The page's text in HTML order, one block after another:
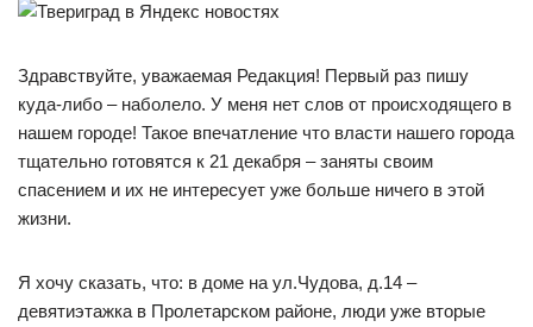
Здравствуйте, уважаемая Редакция! Первый раз пишу
куда-либо – наболело. У меня нет слов от происходящего в
нашем городе! Такое впечатление что власти нашего города
тщательно готовятся к 21 декабря – заняты своим
спасением и их не интересует уже больше ничего в этой
жизни.
Я хочу сказать, что: в доме на ул.Чудова, д.14 –
девятиэтажка в Пролетарском районе, люди уже вторые